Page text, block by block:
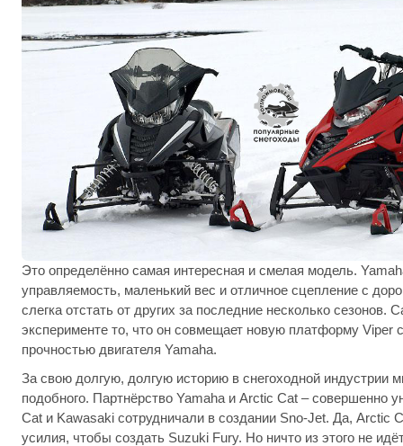
Это определённо самая интересная и смелая модель.
управляемость, маленький вес и отличное сцепление с
слегка отстать от других за последние несколько сезонов.
эксперименте то, что он совмещает новую платформу Viper
прочностью двигателя Yamaha.
За свою долгую, долгую историю в снегоходной индустрии
подобного. Партнёрство Yamaha и Arctic Cat – совершенно
Cat и Kawasaki сотрудничали в создании Sno-Jet. Да, Arctic
усилия, чтобы создать Suzuki Fury. Но ничто из этого не